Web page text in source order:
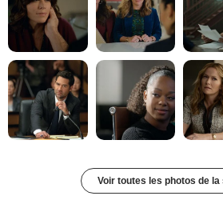
Voir toutes les photos de la